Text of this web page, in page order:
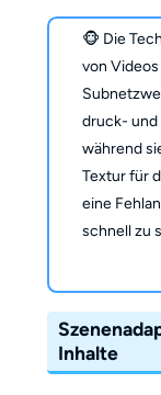
🐵 Die
von
druck- und
während
Textur für
eine
schnell zu
Inhalte